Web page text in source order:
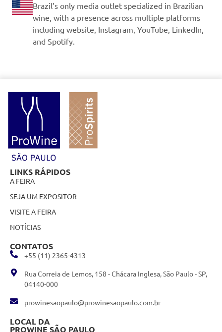
Brazil’s only media outlet specialized in Brazilian
wine, with a presence across multiple platforms
including website, Instagram, YouTube, LinkedIn,
and Spotify.
LINKS RÁPIDOS
A FEIRA
SEJA UM EXPOSITOR
VISITE A FEIRA
NOTÍCIAS
+55 (11) 2365-4313
Rua Correia de Lemos, 158 - Chácara Inglesa, São Paulo - SP,
04140-000
prowinesaopaulo@prowinesaopaulo.com.br
CONTATOS
LOCAL DA
PROWINE SÃO PAULO